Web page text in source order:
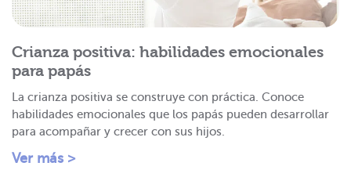
Crianza positiva: habilidades emocionales
para papás
La crianza positiva se construye con práctica. Conoce
habilidades emocionales que los papás pueden desarrollar
para acompañar y crecer con sus hijos.
Ver más >